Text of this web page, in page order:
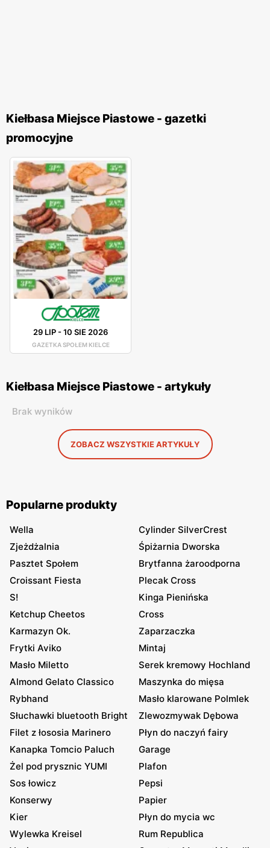
Kiełbasa Miejsce Piastowe - gazetki
promocyjne
29 LIP-10 SIE 2026
GAZETKA SPOŁEM KIELCE
Kiełbasa Miejsce Piastowe - artykuły
Brak wyników
ZOBACZ WSZYSTKIE ARTYKUŁY
Popularne produkty
Wella
Cylinder SilverCrest
Zjeżdżalnia
Śpiżarnia Dworska
Pasztet Społem
Brytfanna żaroodporna
Croissant Fiesta
Plecak Cross
S!
Kinga Pienińska
Ketchup Cheetos
Cross
Karmazyn Ok.
Zaparzaczka
Frytki Aviko
Mintaj
Masło Miletto
Serek kremowy Hochland
Almond Gelato Classico
Maszynka do mięsa
Rybhand
Masło klarowane Polmlek
Słuchawki bluetooth Bright
Zlewozmywak Dębowa
Filet z łososia Marinero
Płyn do naczyń fairy
Kanapka Tomcio Paluch
Garage
Żel pod prysznic YUMI
Plafon
Sos łowicz
Pepsi
Konserwy
Papier
Kier
Płyn do mycia wc
Wylewka Kreisel
Rum Republica